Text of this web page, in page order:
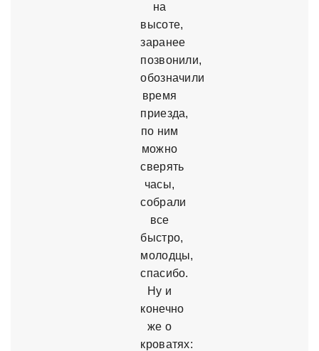
на
высоте,
заранее
позвонили,
обозначили
время
приезда,
по ним
можно
сверять
часы,
собрали
все
быстро,
молодцы,
спасибо.
Ну и
конечно
же о
кроватях: